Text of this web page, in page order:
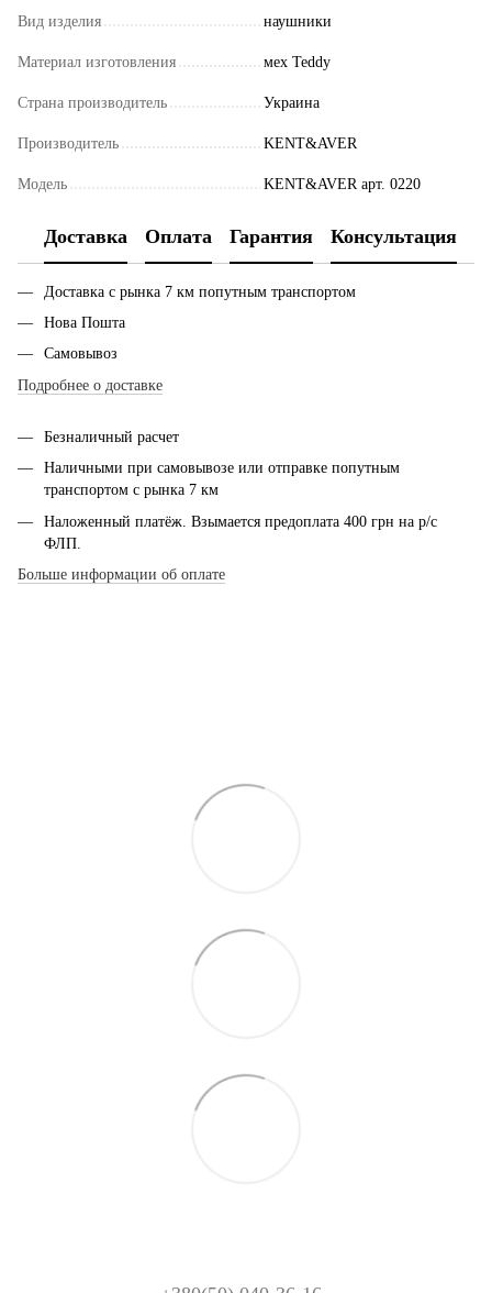
Вид изделия наушники
Материал изготовления мех Teddy
Страна производитель Украина
Производитель KENT&AVER
Модель KENT&AVER арт. 0220
Доставка Оплата Гарантия Консультация
Доставка с рынка 7 км попутным транспортом
Нова Пошта
Самовывоз
Подробнее о доставке
Безналичный расчет
Наличными при самовывозе или отправке попутным
транспортом с рынка 7 км
Наложенный платёж. Взымается предоплата 400 грн на р/с
ФЛП.
Больше информации об оплате